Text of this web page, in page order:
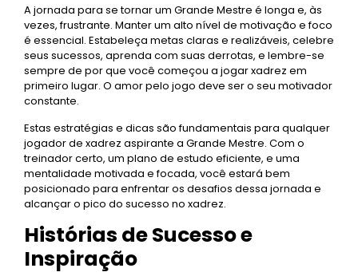
A jornada para se tornar um Grande Mestre é longa e, às
vezes, frustrante. Manter um alto nível de motivação e foco
é essencial. Estabeleça metas claras e realizáveis, celebre
seus sucessos, aprenda com suas derrotas, e lembre-se
sempre de por que você começou a jogar xadrez em
primeiro lugar. O amor pelo jogo deve ser o seu motivador
constante.
Estas estratégias e dicas são fundamentais para qualquer
jogador de xadrez aspirante a Grande Mestre. Com o
treinador certo, um plano de estudo eficiente, e uma
mentalidade motivada e focada, você estará bem
posicionado para enfrentar os desafios dessa jornada e
alcançar o pico do sucesso no xadrez.
Histórias de Sucesso e
Inspiração